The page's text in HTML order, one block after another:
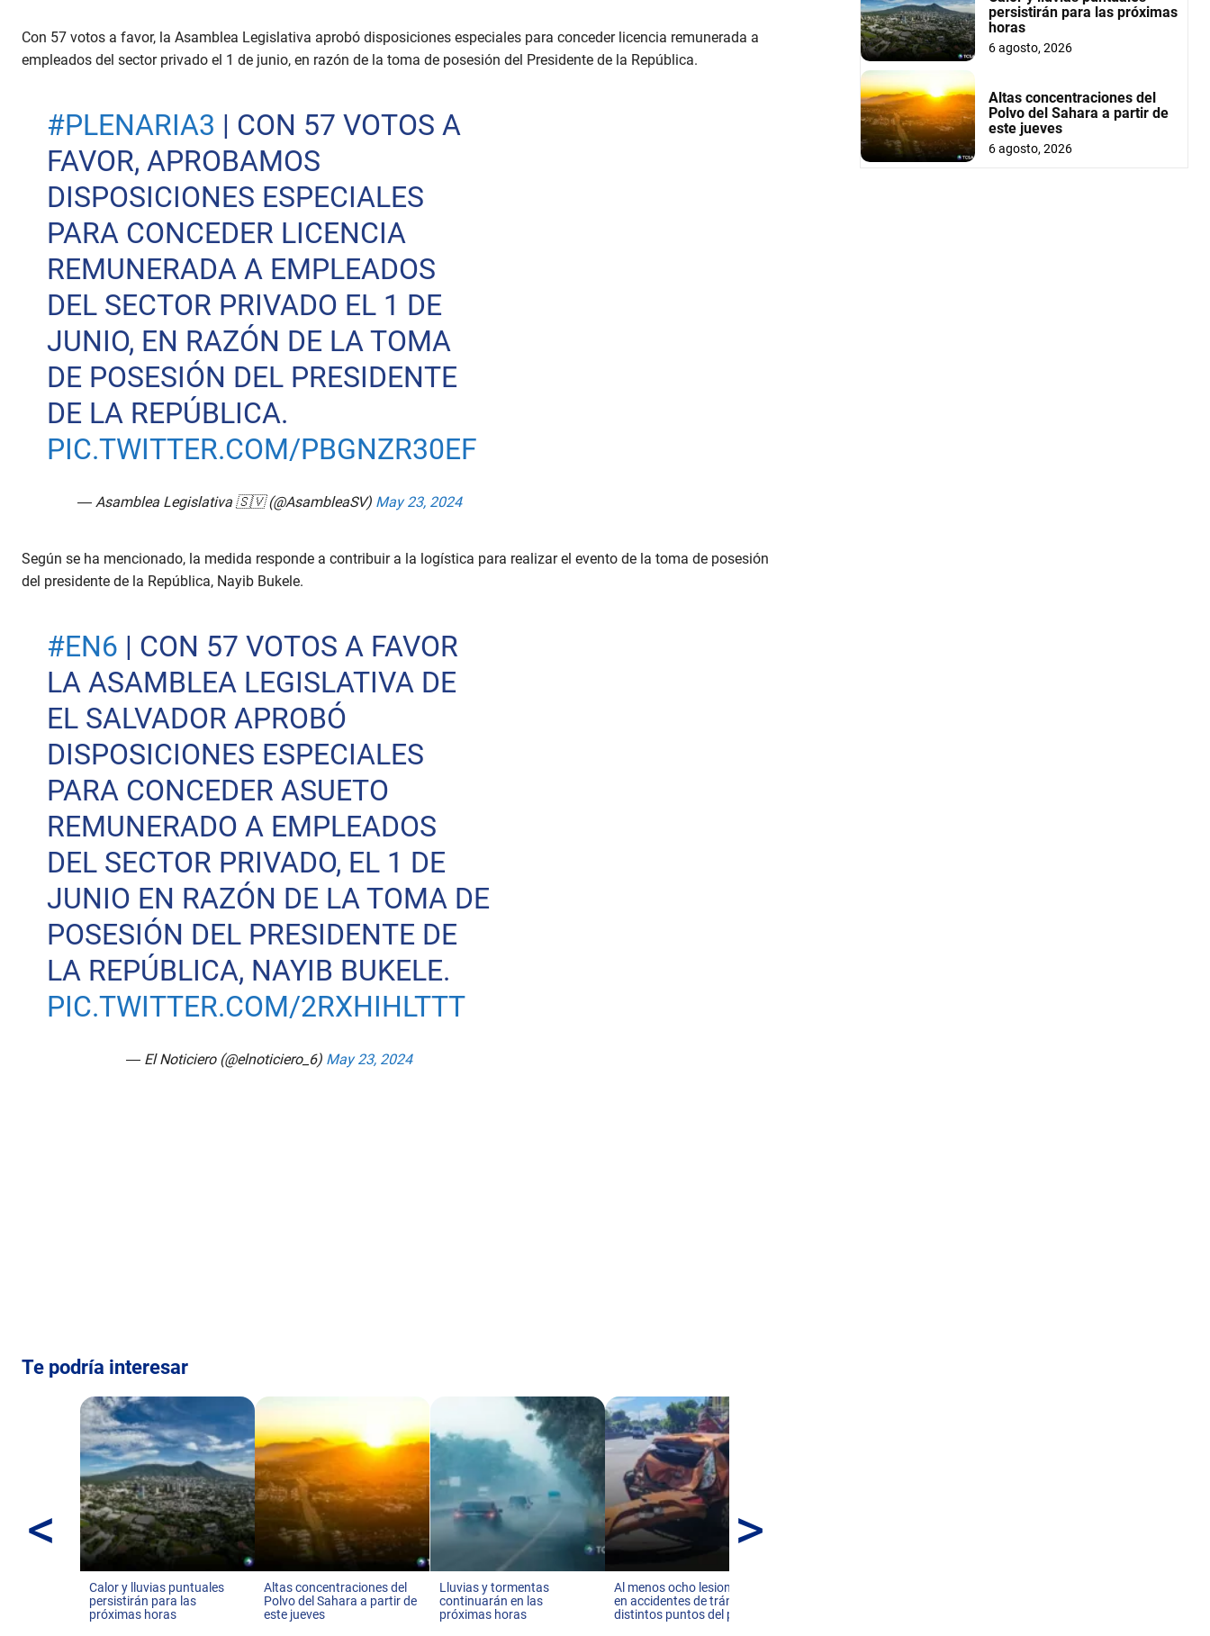
Con 57 votos a favor, la Asamblea Legislativa aprobó disposiciones especiales para conceder licencia remunerada a
empleados del sector privado el 1 de junio, en razón de la toma de posesión del Presidente de la República.
#PLENARIA3 | CON 57 VOTOS A
FAVOR, APROBAMOS
DISPOSICIONES ESPECIALES
PARA CONCEDER LICENCIA
REMUNERADA A EMPLEADOS
DEL SECTOR PRIVADO EL 1 DE
JUNIO, EN RAZÓN DE LA TOMA
DE POSESIÓN DEL PRESIDENTE
DE LA REPÚBLICA.
PIC.TWITTER.COM/PBGNZR30EF
— Asamblea Legislativa 🇸🇻 (@AsambleaSV) May 23, 2024
Según se ha mencionado, la medida responde a contribuir a la logística para realizar el evento de la toma de posesión
del presidente de la República, Nayib Bukele.
#EN6 | CON 57 VOTOS A FAVOR
LA ASAMBLEA LEGISLATIVA DE
EL SALVADOR APROBÓ
DISPOSICIONES ESPECIALES
PARA CONCEDER ASUETO
REMUNERADO A EMPLEADOS
DEL SECTOR PRIVADO, EL 1 DE
JUNIO EN RAZÓN DE LA TOMA DE
POSESIÓN DEL PRESIDENTE DE
LA REPÚBLICA, NAYIB BUKELE.
PIC.TWITTER.COM/2RXHIHLTTT
— El Noticiero (@elnoticiero_6) May 23, 2024
Te podría interesar
<
Calor y lluvias puntuales
persistirán para las
próximas horas
Altas concentraciones del
Polvo del Sahara a partir de
este jueves
Lluvias y tormentas
continuarán en las
próximas horas
Al menos ocho lesionados
en accidentes de tránsito en
distintos puntos del país
>
persistirán para las próximas
horas
6 agosto, 2026
Altas concentraciones del
Polvo del Sahara a partir de
este jueves
6 agosto, 2026